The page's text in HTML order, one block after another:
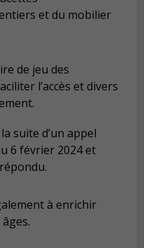
et du mobilier
de jeu des
l’accès et divers
suite d’un appel
6 février 2024 et
à enrichir